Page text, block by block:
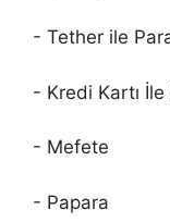
- Tether ile
- Kredi Kartı İle
- Mefete
- Papara